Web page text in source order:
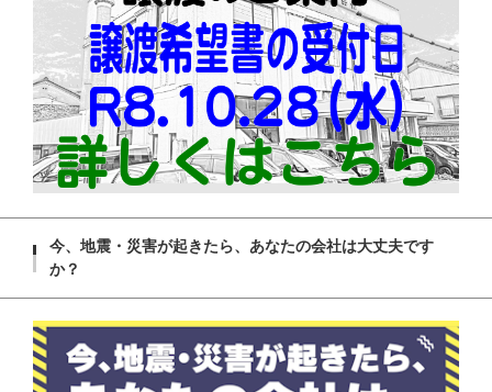
今、地震・災害が起きたら、あなたの会社は大丈夫です
か？